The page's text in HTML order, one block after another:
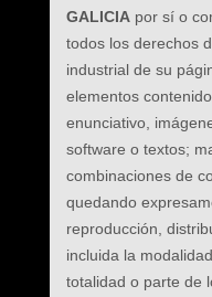
GALICIA por sí o
todos los derechos
industrial de su
elementos
enunciativo,
software o textos;
combinaciones de
quedando
reproducción,
incluida la
totalidad o parte de